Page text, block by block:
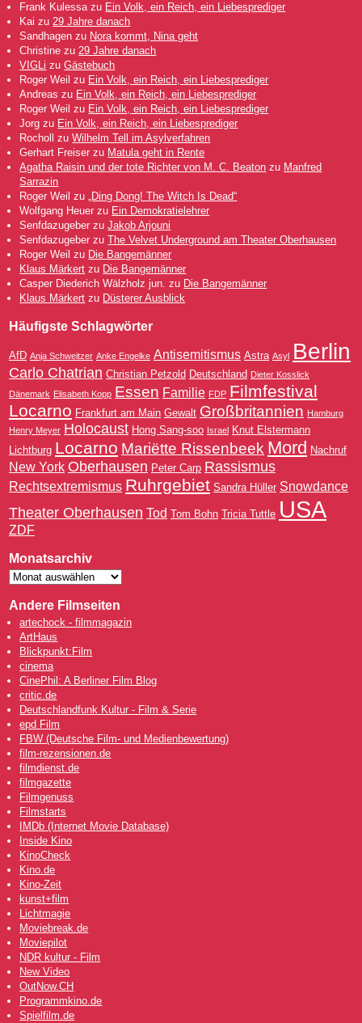
Frank Kulessazu Ein Volk, ein Reich, ein Liebesprediger
Kai zu29 Jahre danach
Sandhagen zu Nora kommt, Nina geht
Christine zu29 Jahre danach
VIGLi zuGästebuch
Roger Weil zu Ein Volk, ein Reich, ein Liebesprediger
Andreas zu Ein Volk, ein Reich, ein Liebesprediger
Roger Weil zu Ein Volk, ein Reich, ein Liebesprediger
Jorg zu Ein Volk, ein Reich, ein Liebesprediger
Rocholl
zuWilhelm Tell im Asylverfahren
Gerhart Freiser zu Matula geht in Rente
Agatha Raisin und der tote Richter von M. C. Beaton zu Manfred
Sarrazin
Roger Weil zu„Ding Dong! The Witch Is Dead“
Wolfgang Heuer zu Ein Demokratielehrer
Senfdazugeber zuJakob Arjouni
Senfdazugeber zuThe Velvet Underground am Theater Oberhausen
Roger Weil zu Die Bangemänner
Klaus Märkert zu Die Bangemänner
Casper Diederich Wälzholz jun. zu Die Bangemänner
Klaus Märkert zu Düsterer Ausblick
Häufigste Schlagwörter
AfD Anja Schweitzer Anke Engelke Antisemitismus Astra Asyl Berlin
Carlo Chatrian Christian Petzold Deutschland Dieter Kosslick
Dänemark Elisabeth Kopp Essen Familie FDP Filmfestival
Locarno Frankfurt am Main Gewalt Großbritannien Hamburg
Henry Meyer Holocaust Hong Sang-soo Israel Knut Elstermann
Lichtburg Locarno Mariëtte Rissenbeek Mord Nachruf
New York Oberhausen Peter Carp Rassismus
Rechtsextremismus Ruhrgebiet Sandra Hüller Snowdance
Theater Oberhausen Tod Tom Bohn Tricia Tuttle USA
ZDF
Monatsarchiv
Andere Filmseiten
artechock - filmmagazin
ArtHaus
Blickpunkt:Film
cinema
CinePhil: A Berliner Film Blog
critic.de
Deutschlandfunk Kultur - Film & Serie
epd Film
FBW (Deutsche Film- und Medienbewertung)
film-rezensionen.de
filmdienst.de
filmgazette
Filmgenuss
Filmstarts
IMDb (Internet Movie Database)
Inside Kino
KinoCheck
Kino.de
Kino-Zeit
kunst+film
Lichtmagie
Moviebreak.de
Moviepilot
NDR kultur - Film
New Video
OutNow.CH
Programmkino.de
Spielfilm.de